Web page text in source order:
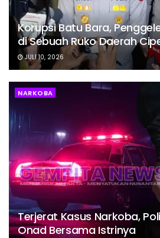
Korupsi Batu Bara,
di Sebuah Ruko Daerah
JULI 10, 2026
NARKOBA
Terjerat Kasus Narkoba,
Onad Bersama Istrinya